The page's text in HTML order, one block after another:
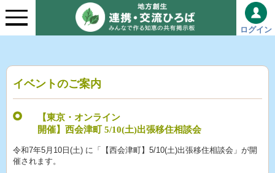
ログイン
イベントのご案内
【東京・オンライン
開催】西会津町 5/10(土)出張移住相談会
令和7年5月10日(土) に「【西会津町】5/10(土)出張移住相談会」が開
催されます。